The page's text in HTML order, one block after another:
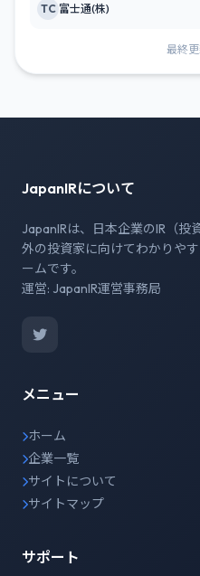
TC 富士通(株)
最終更
JapanIRについて
JapanIRは、日本企業のIR（投
外の投資家に向けてわかりや
ームです。
運営: JapanIR運営事務局
メニュー
ホーム
企業一覧
サイトについて
サイトマップ
サポート